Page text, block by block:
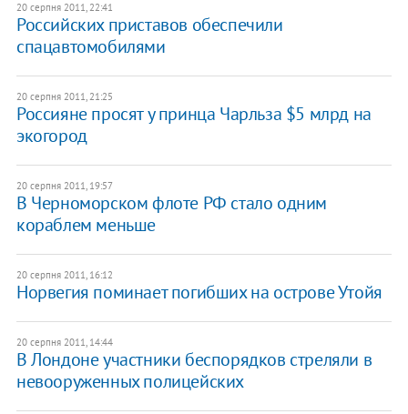
20 серпня 2011, 22:41
Российских приставов обеспечили
спацавтомобилями
20 серпня 2011, 21:25
Россияне просят у принца Чарльза $5 млрд на
экогород
20 серпня 2011, 19:57
В Черноморском флоте РФ стало одним
кораблем меньше
20 серпня 2011, 16:12
Норвегия поминает погибших на острове Утойя
20 серпня 2011, 14:44
В Лондоне участники беспорядков стреляли в
невооруженных полицейских